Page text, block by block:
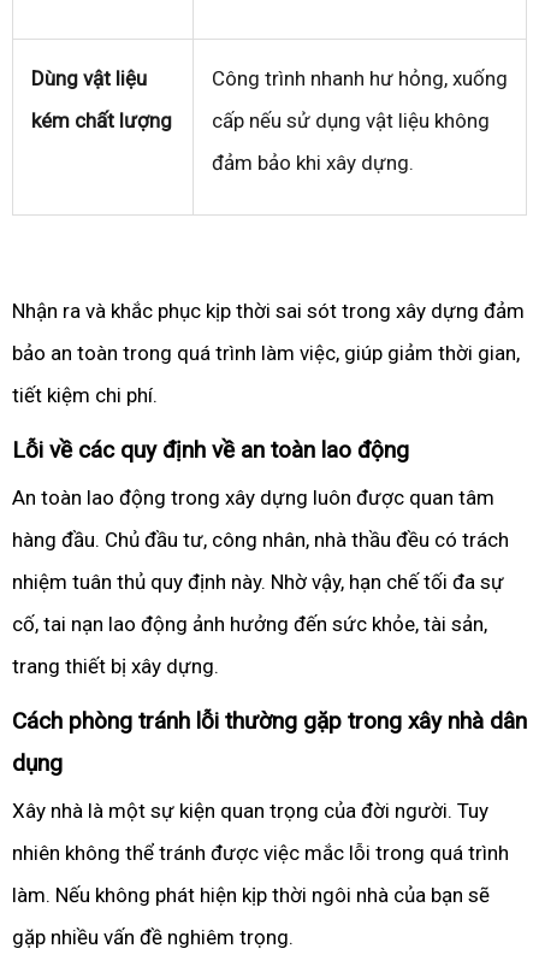
Dùng vật liệu
kém chất lượng
Công trình nhanh hư hỏng, xuống
cấp nếu sử dụng vật liệu không
đảm bảo khi xây dựng.
Nhận ra và khắc phục kịp thời sai sót trong xây dựng đảm
bảo an toàn trong quá trình làm việc, giúp giảm thời gian,
tiết kiệm chi phí.
Lỗi về các quy định về an toàn lao động
An toàn lao động trong xây dựng luôn được quan tâm
hàng đầu. Chủ đầu tư, công nhân, nhà thầu đều có trách
nhiệm tuân thủ quy định này. Nhờ vậy, hạn chế tối đa sự
cố, tai nạn lao động ảnh hưởng đến sức khỏe, tài sản,
trang thiết bị xây dựng.
Cách phòng tránh lỗi thường gặp trong xây nhà dân
dụng
Xây nhà là một sự kiện quan trọng của đời người. Tuy
nhiên không thể tránh được việc mắc lỗi trong quá trình
làm. Nếu không phát hiện kịp thời ngôi nhà của bạn sẽ
gặp nhiều vấn đề nghiêm trọng.